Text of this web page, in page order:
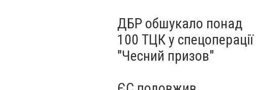
ДБР обшукало понад
100 ТЦК у спецоперації
"Чесний призов"